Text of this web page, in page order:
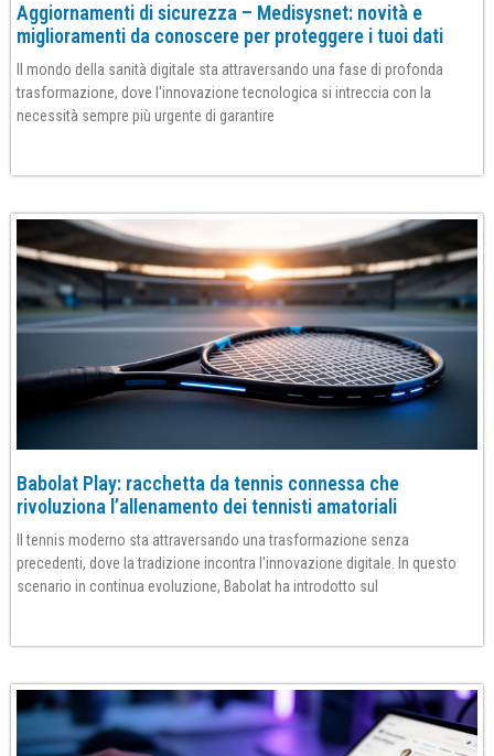
Aggiornamenti di sicurezza – Medisysnet: novità e
miglioramenti da conoscere per proteggere i tuoi dati
Il mondo della sanità digitale sta attraversando una fase di profonda
trasformazione, dove l'innovazione tecnologica si intreccia con la
necessità sempre più urgente di garantire
Babolat Play: racchetta da tennis connessa che
rivoluziona l’allenamento dei tennisti amatoriali
Il tennis moderno sta attraversando una trasformazione senza
precedenti, dove la tradizione incontra l'innovazione digitale. In questo
scenario in continua evoluzione, Babolat ha introdotto sul